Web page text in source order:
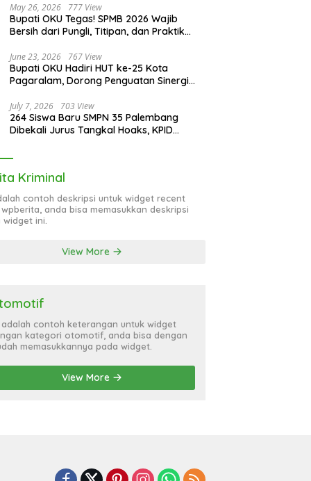
May 26, 2026 777 View
Bupati OKU Tegas! SPMB 2026 Wajib
Bersih dari Pungli, Titipan, dan Praktik
June 23, 2026 767 View
Bupati OKU Hadiri HUT ke-25 Kota
Pagaralam, Dorong Penguatan Sinergi
July 7, 2026 703 View
264 Siswa Baru SMPN 35 Palembang
Dibekali Jurus Tangkal Hoaks, KPID
Kriminal
contoh deskripsi untuk widget recent
anda bisa memasukkan deskripsi
widget ini.
View More
adalah contoh keterangan untuk widget
kategori otomotif, anda bisa dengan
memasukkannya pada widget.
View More